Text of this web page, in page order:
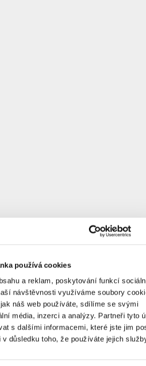
používá cookies
a reklam, poskytování funkcí
návštěvnosti využíváme soubory
náš web používáte, sdílíme se svými
média, inzerci a analýzy. Partneři tyto
s dalšími informacemi, které jste jim
důsledku toho, že používáte jejich